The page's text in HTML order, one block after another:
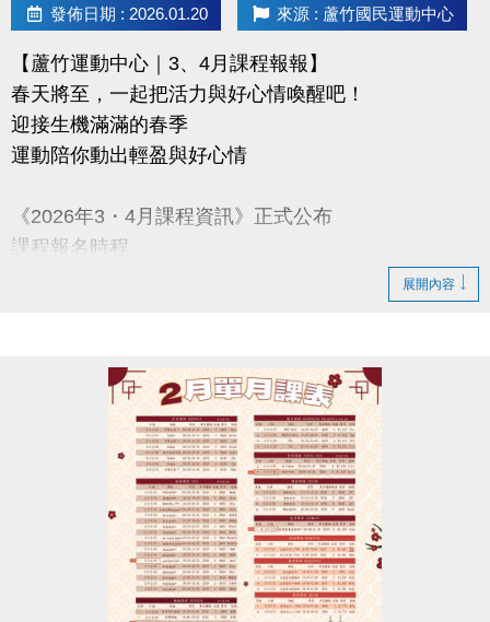
發佈日期 : 2026.01.20 來源 : 蘆竹國民運動中心
【蘆竹運動中心｜3、4月課程報報】
春天將至，一起把活力與好心情喚醒吧！
迎接生機滿滿的春季
運動陪你動出輕盈與好心情
《2026年3・4月課程資訊》正式公布
課程報名時程
使用APP享9折優惠（部分課程無折扣），臨櫃享95折
舊生們享有優先報名的期間，千萬別錯過！
【舊生定義】
報名完整1-2月期課、2月單月課程
且開班成功，無中途退費之學員
2/11-2/28 不分新舊生
APP報名享95折優惠
展開內容